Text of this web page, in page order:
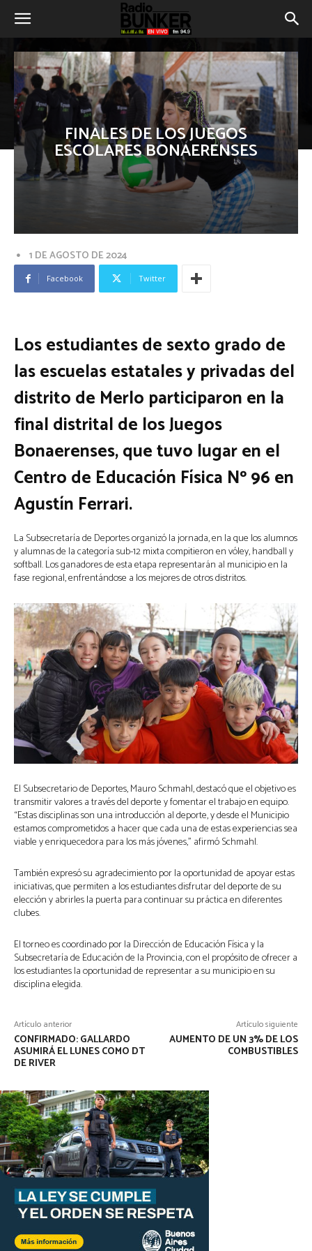
FINALES DE LOS JUEGOS
ESCOLARES BONAERENSES
1 DE AGOSTO DE 2024
Facebook Twitter
Los estudiantes de sexto grado de
las escuelas estatales y privadas del
distrito de Merlo participaron en la
final distrital de los Juegos
Bonaerenses, que tuvo lugar en el
Centro de Educación Física Nº 96 en
Agustín Ferrari.
La Subsecretaría de Deportes organizó la jornada, en la que los alumnos
y alumnas de la categoría sub-12 mixta compitieron en vóley, handball y
softball. Los ganadores de esta etapa representarán al municipio en la
fase regional, enfrentándose a los mejores de otros distritos.
El Subsecretario de Deportes, Mauro Schmahl, destacó que el objetivo es
transmitir valores a través del deporte y fomentar el trabajo en equipo.
“Estas disciplinas son una introducción al deporte, y desde el Municipio
estamos comprometidos a hacer que cada una de estas experiencias sea
viable y enriquecedora para los más jóvenes,” afirmó Schmahl.
También expresó su agradecimiento por la oportunidad de apoyar estas
iniciativas, que permiten a los estudiantes disfrutar del deporte de su
elección y abrirles la puerta para continuar su práctica en diferentes
clubes.
El torneo es coordinado por la Dirección de Educación Física y la
Subsecretaría de Educación de la Provincia, con el propósito de ofrecer a
los estudiantes la oportunidad de representar a su municipio en su
disciplina elegida.
Artículo anterior
CONFIRMADO: GALLARDO
ASUMIRÁ EL LUNES COMO DT
DE RIVER
Artículo siguiente
AUMENTO DE UN 3% DE LOS
COMBUSTIBLES